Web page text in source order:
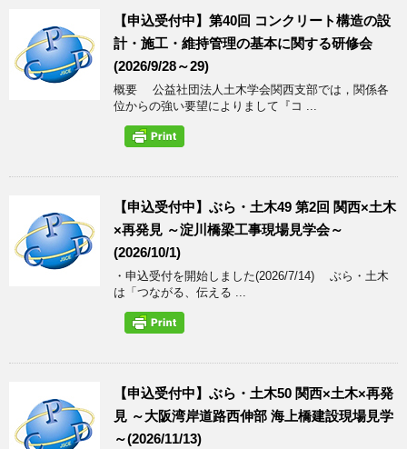
【申込受付中】第40回 コンクリート構造の設
計・施工・維持管理の基本に関する研修会
(2026/9/28～29)
概要 公益社団法人土木学会関西支部では，関係各
位からの強い要望によりまして『コ ...
【申込受付中】ぶら・土木49 第2回 関西×土木
×再発見 ～淀川橋梁工事現場見学会～
(2026/10/1)
・申込受付を開始しました(2026/7/14) ぶら・土木
は「つながる、伝える ...
【申込受付中】ぶら・土木50 関西×土木×再発
見 ～大阪湾岸道路西伸部 海上橋建設現場見学
～(2026/11/13)